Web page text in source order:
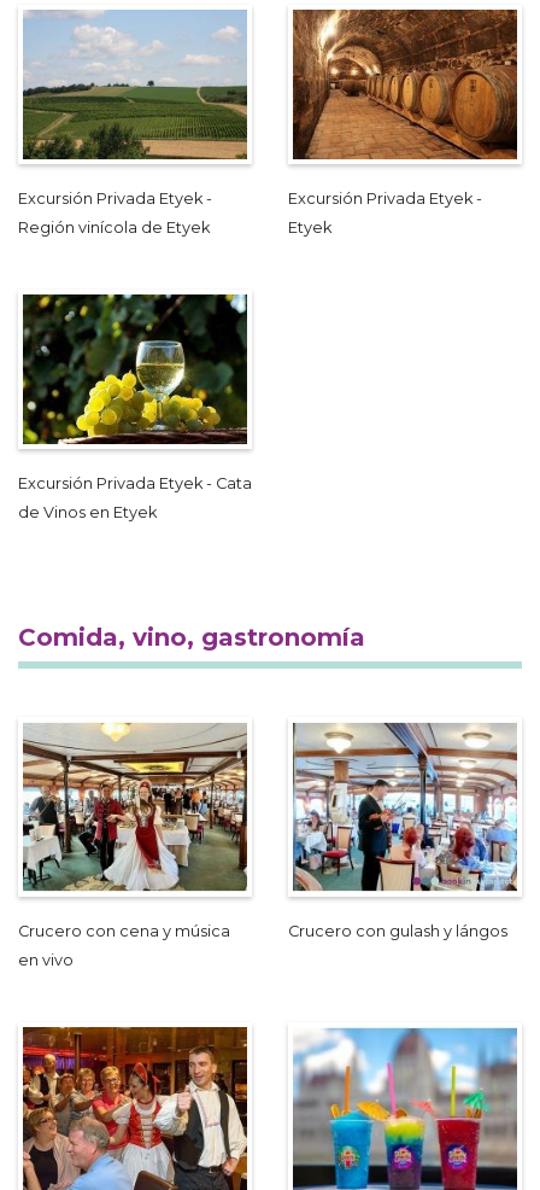
Excursión Privada Etyek -
Región vinícola de Etyek
Excursión Privada Etyek -
Etyek
Excursión Privada Etyek - Cata
de Vinos en Etyek
Comida, vino, gastronomía
Crucero con cena y música
en vivo
Crucero con gulash y lángos